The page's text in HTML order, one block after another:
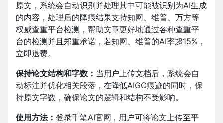
原文，系统会自动识别并处理其中可能被识别为AI生成
的内容，处理后的降痕结果支持知网、维普、万方等
权威查重平台检测，帮助文章更好地通过各种查重平
台的检测并且郑重承诺，若知网、维普的AI率超15%，
立即退费。
保持论文结构和字数： 当用户上传文档后，系统会自
动标注并优化相关段落，在降低AIGC痕迹的同时，保
持原文字数，确保论文的逻辑和结构不受影响。
使用方法： 登录千笔AI官网， 用户可将论文上传至平